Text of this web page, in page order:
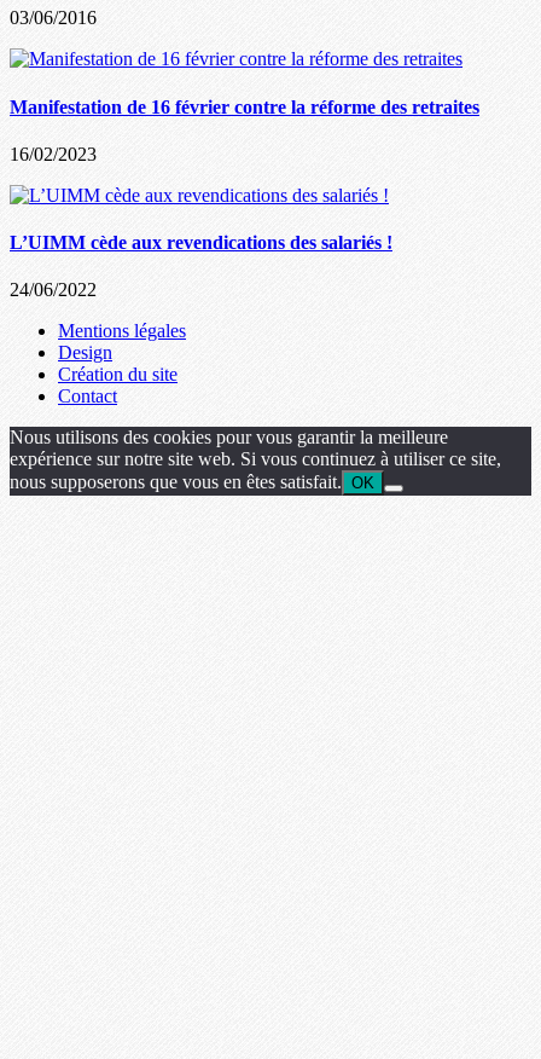
03/06/2016
Manifestation de 16 février contre la réforme des retraites
16/02/2023
L’UIMM cède aux revendications des salariés !
24/06/2022
Mentions légales
Design
Création du site
Contact
Nous utilisons des cookies pour vous garantir la meilleure
expérience sur notre site web. Si vous continuez à utiliser ce site,
nous supposerons que vous en êtes satisfait. OK